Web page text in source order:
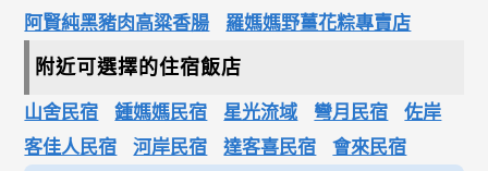
阿賢純黑豬肉高粱香腸
羅媽媽野薑花粽專賣店
附近可選擇的住宿飯店
山舍民宿 鍾媽媽民宿 星光流域 彎月民宿
佐岸
客佳人民宿
河岸民宿 達客喜民宿 會來民宿